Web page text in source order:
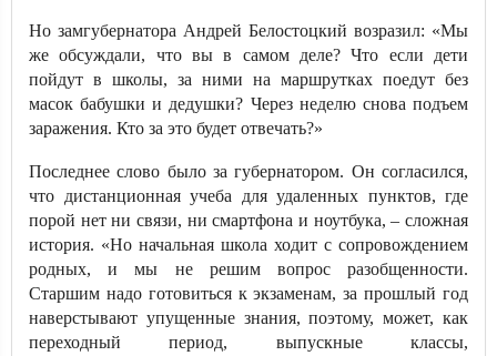
Но замгубернатора Андрей Белостоцкий возразил: «Мы
же обсуждали, что вы в самом деле? Что если дети
пойдут в школы, за ними на маршрутках поедут без
масок бабушки и дедушки? Через неделю снова подъем
заражения. Кто за это будет отвечать?»
Последнее слово было за губернатором. Он согласился,
что дистанционная учеба для удаленных пунктов, где
порой нет ни связи, ни смартфона и ноутбука, – сложная
история. «Но начальная школа ходит с сопровождением
родных, и мы не решим вопрос разобщенности.
Старшим надо готовиться к экзаменам, за прошлый год
наверстывают упущенные знания, поэтому, может, как
переходный период, выпускные классы,